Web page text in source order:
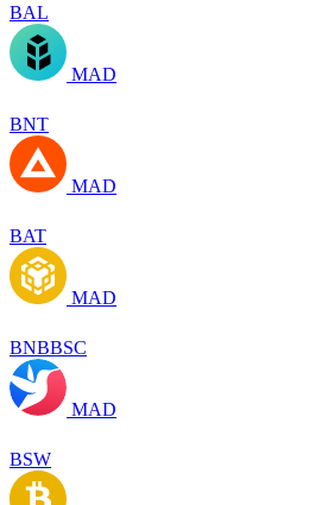
BAL
MAD
BNT
MAD
BAT
MAD
BNBBSC
MAD
BSW